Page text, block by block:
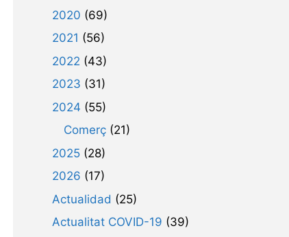
2020 (69)
2021 (56)
2022 (43)
2023 (31)
2024 (55)
Comerç(21)
2025(28)
2026 (17)
Actualidad (25)
Actualitat COVID-19 (39)